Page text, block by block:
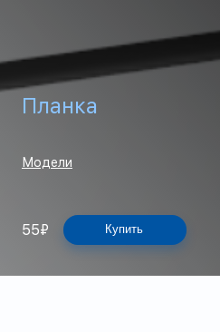
Планка
Модели
55₽ Купить